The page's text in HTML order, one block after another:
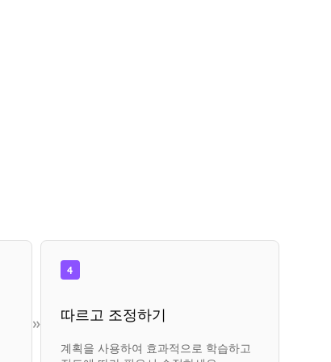
»
4
따르고 조정하기
계획을 사용하여 효과적으로 학습하고